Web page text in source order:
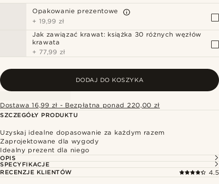
Opakowanie prezentowe
+ 19,99 zł
Jak zawiązać krawat: książka 30 różnych węzłów
krawata
+ 77,99 zł
DODAJ DO KOSZYKA
Dostawa 16,99 zł - Bezpłatna ponad 220,00 zł
SZCZEGÓŁY PRODUKTU
Uzyskaj idealne dopasowanie za każdym razem
Zaprojektowane dla wygody
Idealny prezent dla niego
OPIS
SPECYFIKACJE
RECENZJE KLIENTÓW
4.5